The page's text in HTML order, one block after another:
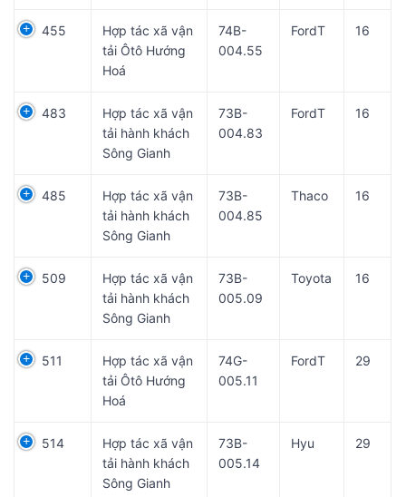
455
Hợp tác xã vận
tải Ôtô Hướng
Hoá
74B-
004.55
FordT 16
483
Hợp tác xã vận
tải hành khách
Sông Gianh
73B-
004.83
FordT 16
485
Hợp tác xã vận
tải hành khách
Sông Gianh
73B-
004.85
Thaco 16
509
Hợp tác xã vận
tải hành khách
Sông Gianh
73B-
005.09
Toyota 16
511
Hợp tác xã vận
tải Ôtô Hướng
Hoá
74G-
005.11
FordT 29
514
Hợp tác xã vận
tải hành khách
Sông Gianh
73B-
005.14
Hyu 29